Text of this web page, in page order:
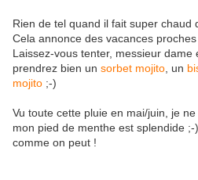
Rien de tel quand il fait super chaud
Cela annonce des vacances
Laissez-vous tenter, messieur
prendrez bien un sorbet mojito , un
mojito ;-)
Vu toute cette pluie en mai/juin, je
mon pied de menthe est splendide
comme on peut !